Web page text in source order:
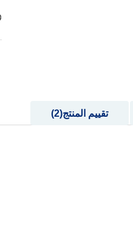
تقييم المنتج 2